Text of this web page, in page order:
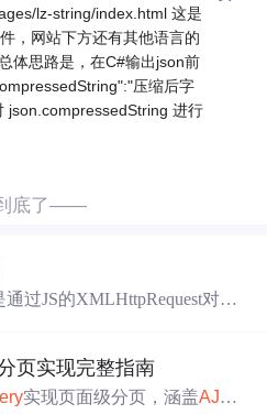
lz-string/index.html 这是
，网站下方还有其他语言的
体思路是，在C#输出json前
压缩后字
json.compressedString 进行
底了——
通过JS的XMLHttpRequest对象
各方法的作用、语法、参数及
页实现完整指南
实现页面级分页，涵盖AJAX